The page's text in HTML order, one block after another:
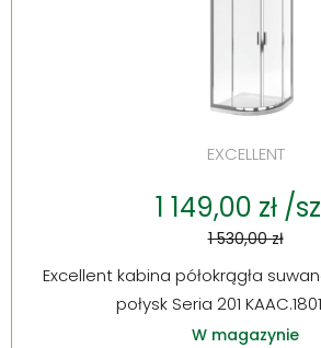
EXCELLENT
1 149,00 zł /
1 530,00 zł
Excellent kabina półokrągła
połysk Seria 201
W magazynie